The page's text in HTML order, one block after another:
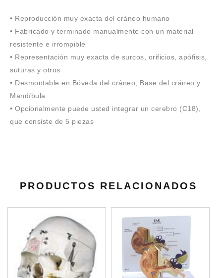
• Reproducción muy exacta del cráneo humano
• Fabricado y terminado manualmente con un material
resistente e irrompible
• Representación muy exacta de surcos, orificios, apófisis,
suturas y otros
• Desmontable en Bóveda del cráneo, Base del cráneo y
Mandíbula
• Opcionalmente puede usted integrar un cerebro (C18),
que consiste de 5 piezas
PRODUCTOS RELACIONADOS